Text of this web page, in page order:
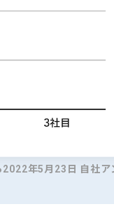
年5月23日 自社ア